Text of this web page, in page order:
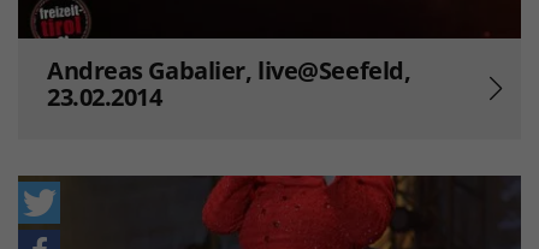
Andreas Gabalier, live@Seefeld,
23.02.2014